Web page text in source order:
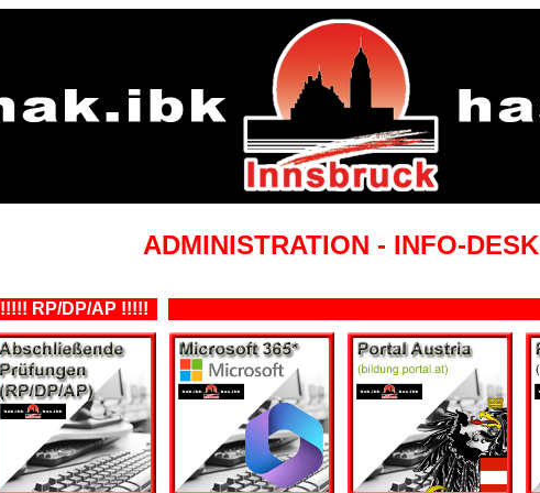
ADMINISTRATION - INFO-DESK
!!!!! RP/DP/AP !!!!!